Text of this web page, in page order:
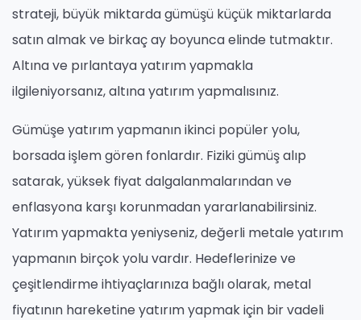
strateji, büyük miktarda gümüşü küçük miktarlarda
satın almak ve birkaç ay boyunca elinde tutmaktır.
Altına ve pırlantaya yatırım yapmakla
ilgileniyorsanız, altına yatırım yapmalısınız.
Gümüşe yatırım yapmanın ikinci popüler yolu,
borsada işlem gören fonlardır. Fiziki gümüş alıp
satarak, yüksek fiyat dalgalanmalarından ve
enflasyona karşı korunmadan yararlanabilirsiniz.
Yatırım yapmakta yeniyseniz, değerli metale yatırım
yapmanın birçok yolu vardır. Hedeflerinize ve
çeşitlendirme ihtiyaçlarınıza bağlı olarak, metal
fiyatının hareketine yatırım yapmak için bir vadeli